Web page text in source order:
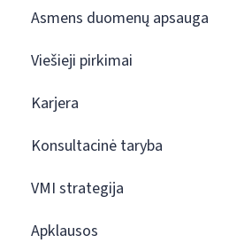
Asmens duomenų apsauga
Viešieji pirkimai
Karjera
Konsultacinė taryba
VMI strategija
Apklausos